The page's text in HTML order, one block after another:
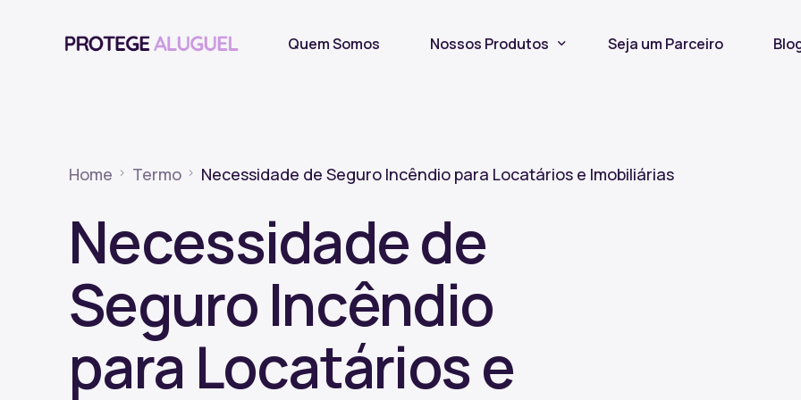
Quem Somos Nossos Produtos
Seguro Fiança Locatícia
Seja um Parceiro
Home Termo Necessidade de Seguro Incêndio para Locatários e Imobiliárias
Necessidade de
Seguro Incêndio
para Locatários e